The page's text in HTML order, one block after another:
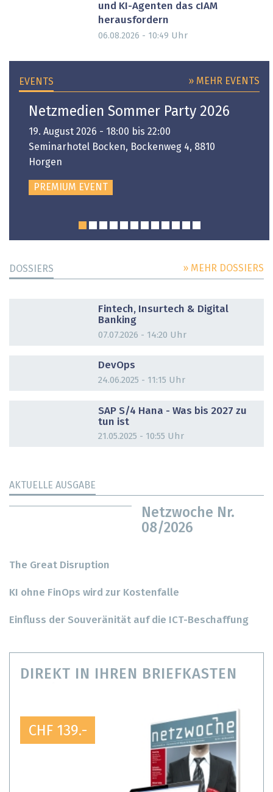
und KI-Agenten das cIAM
herausfordern
06.08.2026 - 10:49 Uhr
EVENTS » MEHR EVENTS
Netzmedien Sommer Party 2026
19. August 2026 - 18:00 bis 22:00
Seminarhotel Bocken, Bockenweg 4, 8810
Horgen
PREMIUM EVENT
DOSSIERS » MEHR DOSSIERS
Fintech, Insurtech & Digital
Banking
07.07.2026 - 14:20 Uhr
DevOps
24.06.2025 - 11:15 Uhr
SAP S/4 Hana - Was bis 2027 zu
tun ist
21.05.2025 - 10:55 Uhr
AKTUELLE AUSGABE
Netzwoche Nr.
08/2026
The Great Disruption
KI ohne FinOps wird zur Kostenfalle
Einfluss der Souveränität auf die ICT-Beschaffung
DIREKT IN IHREN BRIEFKASTEN
CHF 139.-